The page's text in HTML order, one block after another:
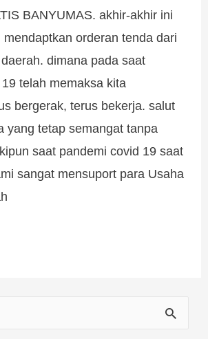
BANYUMAS. akhir-akhir ini
mendaptkan orderan tenda dari
dimana pada saat
telah memaksa kita
bergerak, terus bekerja. salut
yang tetap semangat tanpa
saat pandemi covid 19 saat
sangat mensuport para Usaha